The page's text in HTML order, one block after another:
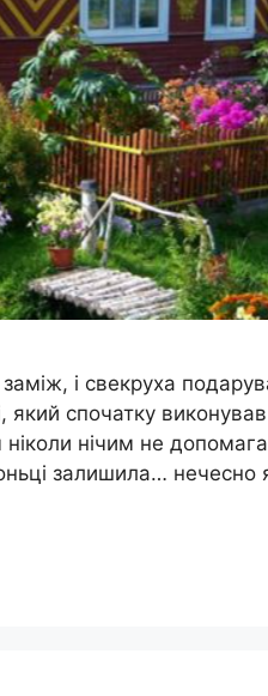
і свекруха
який спочатку
нічим не
залишила… нечесно